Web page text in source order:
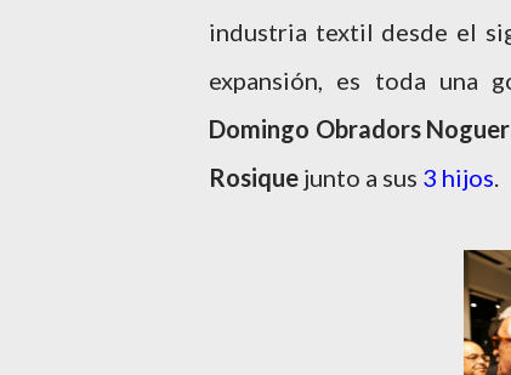
industria textil desde el
expansión, es toda una
Domingo Obradors
Rosique junto a sus 3 hijos.